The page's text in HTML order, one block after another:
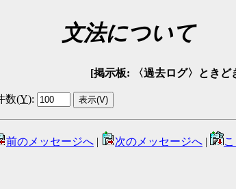
文法について
[掲示板: 〈過去ログ〉ときど
数(Y):
前のメッセージへ | 次のメッセージへ |